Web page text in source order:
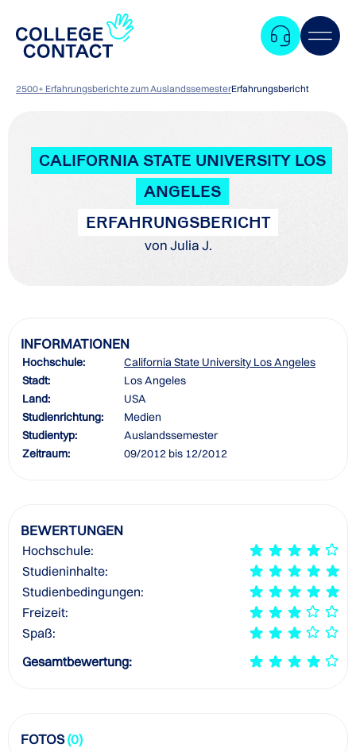
2500+ Erfahrungsberichte zum AuslandssemesterErfahrungsbericht
CALIFORNIA STATE UNIVERSITY LOS
ANGELES
ERFAHRUNGSBERICHT
von Julia J.
INFORMATIONEN
Hochschule:
California State University Los Angeles
Stadt:
Los Angeles
Land:
USA
Studienrichtung:
Medien
Studientyp:
Auslandssemester
Zeitraum:
09/2012 bis 12/2012
BEWERTUNGEN
Hochschule:
Studieninhalte:
Studienbedingungen:
Freizeit:
Spaß:
Gesamtbewertung:
FOTOS(0)